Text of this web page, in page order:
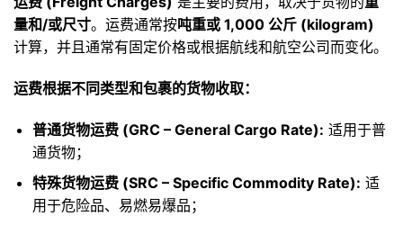
量和/或尺寸。运费通常按吨重或 1,000 公斤 (kilogram)
计算，并且通常有固定价格或根据航线和航空公司而变化。
运费根据不同类型和包裹的货物收取：
普通货物运费 (GRC – General Cargo Rate): 适用于普
通货物；
特殊货物运费 (SRC – Specific Commodity Rate): 适
用于危险品、易燃易爆品；